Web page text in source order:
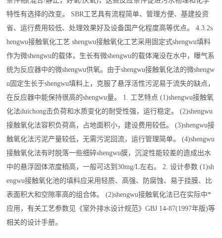
特性有选择的改变。 SBR工艺具有流程简单、管理方便、基建投资
省、运行费用较低、处理效果好及设备国产化程度高等优点。 4.3.2s
hengwu接触氧化工艺 shengwu接触氧化工艺采用固定式shengwu填料
作为微shengwu的载体，生长有微shengwu的载体淹没在水中，曝气系
统为反应器中的微shengwu供氧。由于shengwu接触氧化法的微shengw
u固定生长于shengwu填料上，克服了悬浮活性污泥易于流失的缺点，
在反应器中能保持很高的shengwu量。 1. 工艺特点 (1)shengwu接触氧
化法duichong击负荷和水质变化的耐受性强，运行稳定。 (2)shengwu
接触氧化法容积负荷高，占地面积小，建设费用较低。 (3)shengwu接
触氧化法污泥产量较低，无需污泥回流，运行管理简单。 (4)shengwu
接触氧化法有时脱落一些细碎shengwu膜，沉淀性能较差的造成出水
中的悬浮固体浓度稍高，一般可达到30mg/L左右。 2. 设计参数 (1)sh
engwu接触氧化池的填料应采用轻质、高强、防腐蚀、易于挂膜、比
表面积大和空隙率高的组合体。 (2)shengwu接触氧化法已在实际中*
应用，有关工艺参数见《室外排水设计规范》GBJ 14-87(1997年版)等
相关的设计手册。